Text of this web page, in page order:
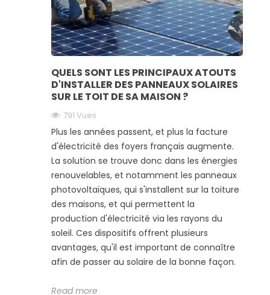
QUELS SONT LES PRINCIPAUX ATOUTS
D'INSTALLER DES PANNEAUX SOLAIRES
SUR LE TOIT DE SA MAISON ?
791 Vues
Plus les années passent, et plus la facture
d'électricité des foyers français augmente.
La solution se trouve donc dans les énergies
renouvelables, et notamment les panneaux
photovoltaïques, qui s'installent sur la toiture
des maisons, et qui permettent la
production d'électricité via les rayons du
soleil. Ces dispositifs offrent plusieurs
avantages, qu'il est important de connaître
afin de passer au solaire de la bonne façon.
Read more